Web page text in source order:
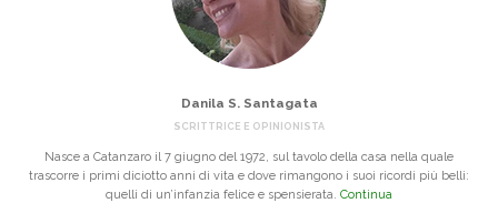
Danila S. Santagata
SCRITTRICE E OPINIONISTA
Nasce a Catanzaro il 7 giugno del 1972, sul tavolo della casa nella quale
trascorre i primi diciotto anni di vita e dove rimangono i suoi ricordi più belli:
quelli di un’infanzia felice e spensierata. Continua